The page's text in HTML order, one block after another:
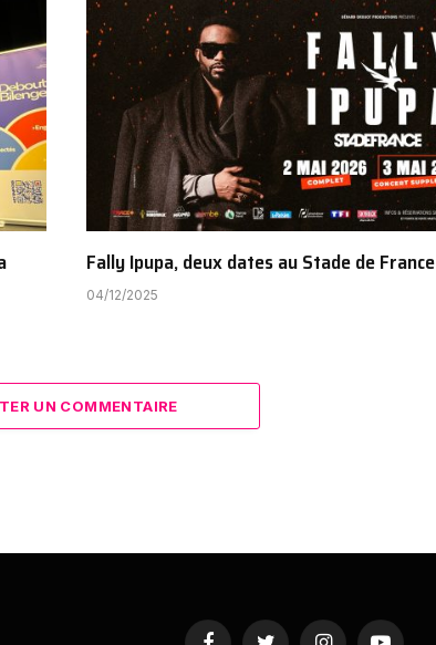
Fally Ipupa, deux dates au Stade de France
04/12/2025
UN COMMENTAIRE